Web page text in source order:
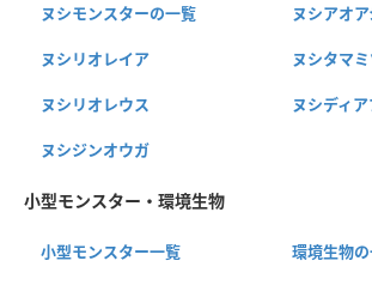
ヌシモンスターの一覧 ヌシアオ
ヌシリオレイア ヌシタマ
ヌシリオレウス ヌシディ
ヌシジンオウガ
小型モンスター・環境生物
小型モンスター一覧 環境生物